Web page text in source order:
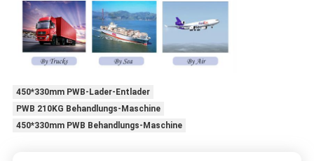
450*330mm PWB-Lader-Entlader
PWB 210KG Behandlungs-Maschine
450*330mm PWB Behandlungs-Maschine